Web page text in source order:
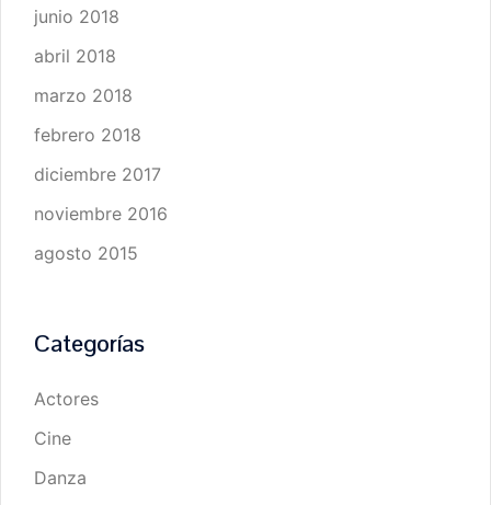
junio 2018
abril 2018
marzo 2018
febrero 2018
diciembre 2017
noviembre 2016
agosto 2015
Categorías
Actores
Cine
Danza